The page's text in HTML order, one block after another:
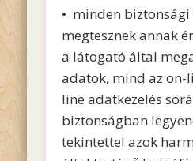
• minden
megtesznek annak
a látogató által
adatok, mind az on-
line adatkezelés
biztonságban
tekintettel azok